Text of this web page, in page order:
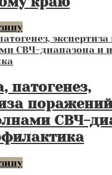
патогенез,
поражений
СВЧ-